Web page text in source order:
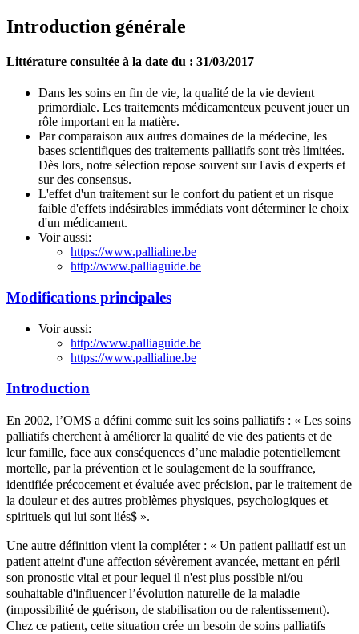
Introduction générale
Littérature consultée à la date du : 31/03/2017
Dans les soins en fin de vie, la qualité de la vie devient
primordiale. Les traitements médicamenteux peuvent jouer un
rôle important en la matière.
Par comparaison aux autres domaines de la médecine, les
bases scientifiques des traitements palliatifs sont très limitées.
Dès lors, notre sélection repose souvent sur l'avis d'experts et
sur des consensus.
L'effet d'un traitement sur le confort du patient et un risque
faible d'effets indésirables immédiats vont déterminer le choix
d'un médicament.
Voir aussi:
https://www.pallialine.be
http://www.palliaguide.be
Modifications principales
Voir aussi:
http://www.palliaguide.be
https://www.pallialine.be
Introduction
En 2002, l’OMS a défini comme suit les soins palliatifs : « Les soins
palliatifs cherchent à améliorer la qualité de vie des patients et de
leur famille, face aux conséquences d’une maladie potentiellement
mortelle, par la prévention et le soulagement de la souffrance,
identifiée précocement et évaluée avec précision, par le traitement de
la douleur et des autres problèmes physiques, psychologiques et
spirituels qui lui sont liés$ ​​​​​​​​​​​​​​​​​​​​​​​​​​​​​​​​ ».
Une autre définition vient la compléter : « Un patient palliatif est un
patient atteint d'une affection sévèrement avancée, mettant en péril
son pronostic vital et pour lequel il n'est plus possible ni/ou
souhaitable d'influencer l’évolution naturelle de la maladie
(impossibilité de guérison, de stabilisation ou de ralentissement).
Chez ce patient, cette situation crée un besoin de soins palliatifs